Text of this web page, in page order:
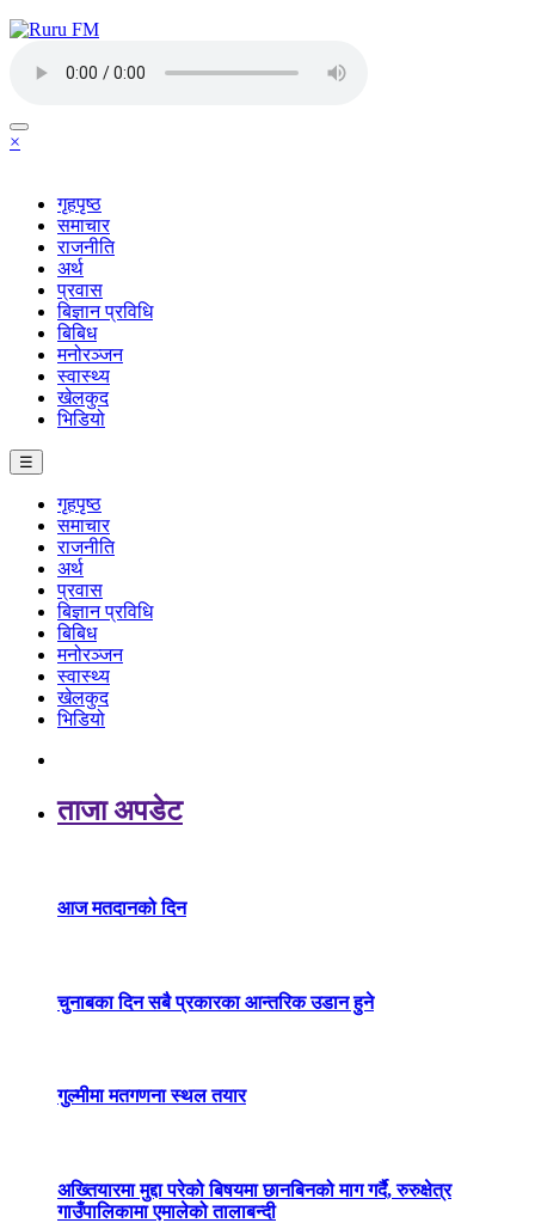
×
गृहपृष्ठ
समाचार
राजनीति
अर्थ
प्रवास
बिज्ञान प्रविधि
बिबिध
मनोरञ्जन
स्वास्थ्य
खेलकुद
भिडियो
☰
गृहपृष्ठ
समाचार
राजनीति
अर्थ
प्रवास
बिज्ञान प्रविधि
बिबिध
मनोरञ्जन
स्वास्थ्य
खेलकुद
भिडियो
ताजा अपडेट
आज मतदानको दिन
चुनाबका दिन सबै प्रकारका आन्तरिक उडान हुने
गुल्मीमा मतगणना स्थल तयार
अख्तियारमा मुद्दा परेको बिषयमा छानबिनको माग गर्दै, रुरुक्षेत्र
गाउँपालिकामा एमालेको तालाबन्दी